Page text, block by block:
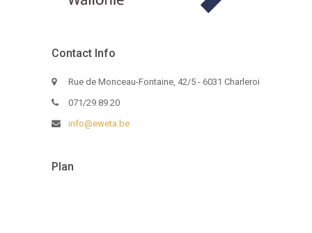
Contact Info
Rue de Monceau-Fontaine, 42/5 - 6031 Charleroi
071/29.89.20
info@eweta.be
Plan